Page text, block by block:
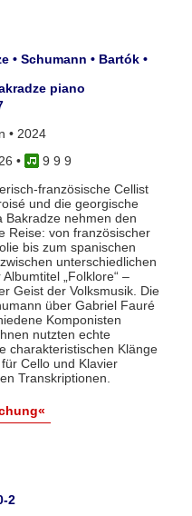
• Schumann • Bartók •
piano
• 2024
•
9 9 9
französische Cellist
und die georgische
Bakradze nehmen den
Reise: von französischer
bis zum spanischen
unterschiedlichen
„Folklore“ –
Geist der Volksmusik. Die
über Gabriel Fauré
Komponisten
nutzten echte
charakteristischen Klänge
Cello und Klavier
Transkriptionen.
2